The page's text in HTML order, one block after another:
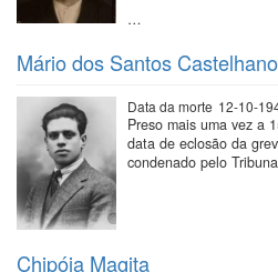
…
Mário dos Santos Castelhano
Data da morte 12-10-
Preso mais uma vez a
data de eclosão da
condenado pelo
Chipóia Magita